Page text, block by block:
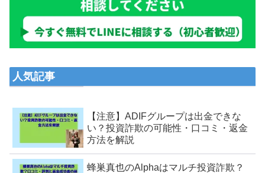
人気記事
【注意】ADIFグループは出金できな
い？投資詐欺の可能性・口コミ・返金
方法を解説
蜂巣真也のAlphaはマルチ投資詐欺？